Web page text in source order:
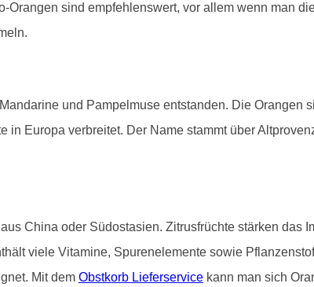
sind empfehlenswert, vor allem wenn man
und Pampelmuse entstanden. Die Orangen
Europa verbreitet. Der Name stammt über
China oder Südostasien. Zitrusfrüchte stärken das
viele Vitamine, Spurenelemente sowie
Mit dem Obstkorb Lieferservicekann man sich